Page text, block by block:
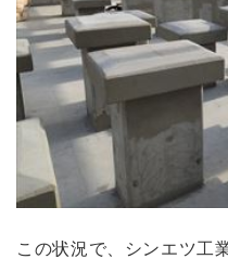
この状況で、シンエツ工